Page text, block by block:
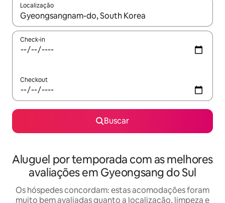
Localização
Quando os resultados estiverem disponíveis, explore-os
Check-in
Checkout
Buscar
Aluguel por temporada com as melhores
avaliações em Gyeongsang do Sul
Os hóspedes concordam: estas acomodações foram
muito bem avaliadas quanto a localização, limpeza e